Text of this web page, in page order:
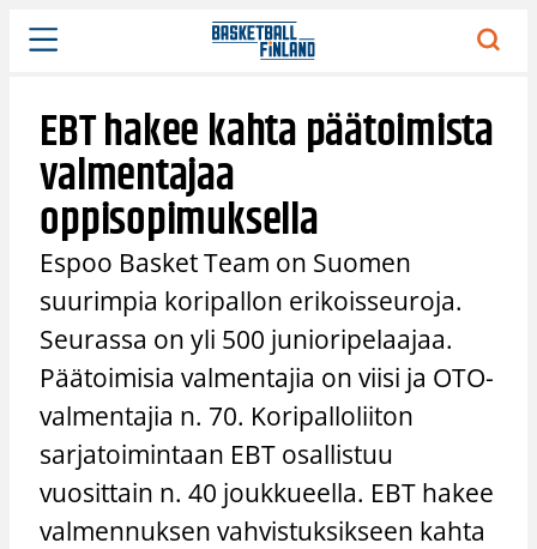
Siirry
sisältöön
EBT hakee kahta päätoimista
valmentajaa
oppisopimuksella
Espoo Basket Team on Suomen
suurimpia koripallon erikoisseuroja.
Seurassa on yli 500 junioripelaajaa.
Päätoimisia valmentajia on viisi ja OTO-
valmentajia n. 70. Koripalloliiton
sarjatoimintaan EBT osallistuu
vuosittain n. 40 joukkueella. EBT hakee
valmennuksen vahvistuksikseen kahta